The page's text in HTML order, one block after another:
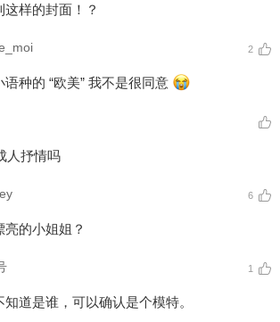
这样的封面！？
2
种的 “欧美” 我不是很同意
人抒情吗
6
的小姐姐？
1
道是谁，可以确认是个模特。